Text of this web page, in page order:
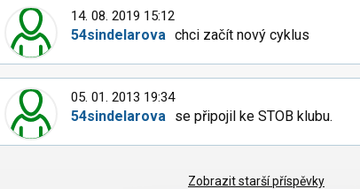
14. 08. 2019 15:12
54sindelarova chci začít nový cyklus
05. 01. 2013 19:34
54sindelarova se připojil ke STOB klubu.
Zobrazit starší příspěvky